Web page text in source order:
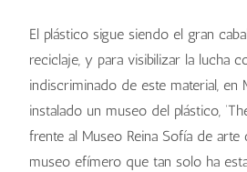
El plástico sigue siendo el gran
reciclaje, y para visibilizar la lucha
indiscriminado de este material, en
instalado un museo del plástico,
frente al Museo Reina Sofía de arte
museo efímero que tan solo ha